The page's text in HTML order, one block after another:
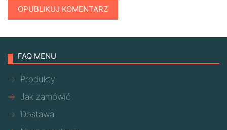
FAQ MENU
Produkty
Jak zamówić
Dostawa